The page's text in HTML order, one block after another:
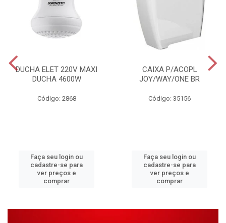
DUCHA ELET 220V MAXI
DUCHA 4600W
Código: 2868
Faça seu login ou
cadastre-se para
ver preços e
comprar
CAIXA P/ACOPL
JOY/WAY/ONE BR
Código: 35156
Faça seu login ou
cadastre-se para
ver preços e
comprar